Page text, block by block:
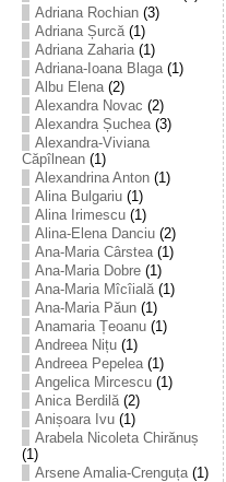
Adriana Rochian(3)
Adriana Șurcă(1)
Adriana Zaharia(1)
Adriana-Ioana Blaga(1)
Albu Elena(2)
Alexandra Novac (2)
Alexandra Șuchea(3)
Alexandra-Viviana
Căpîlnean(1)
Alexandrina Anton(1)
Alina Bulgariu(1)
Alina Irimescu(1)
Alina-Elena Danciu(2)
Ana-Maria Cârstea(1)
Ana-Maria Dobre(1)
Ana-Maria Mîcîială(1)
Ana-Maria Păun(1)
Anamaria Țeoanu(1)
Andreea Nițu(1)
Andreea Pepelea(1)
Angelica Mircescu(1)
Anica Berdilă(2)
Anișoara Ivu(1)
Arabela Nicoleta Chirănuș
(1)
Arsene Amalia-Crenguța(1)